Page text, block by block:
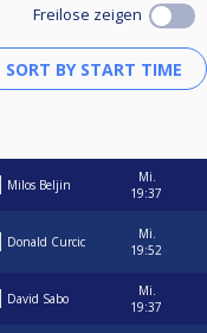
Freilose zeigen
Milos Beljin
Mi.
19:37
Donald Curcic
Mi.
19:52
David Sabo
Mi.
19:37